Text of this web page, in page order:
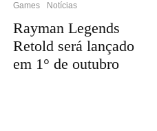
Games Notícias
Rayman Legends
Retold será lançado
em 1° de outubro